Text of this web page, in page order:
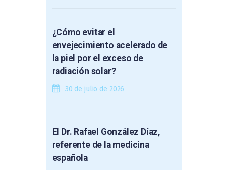
¿Cómo evitar el
envejecimiento acelerado de
la piel por el exceso de
radiación solar?
30 de julio de 2026
El Dr. Rafael González Díaz,
referente de la medicina
española